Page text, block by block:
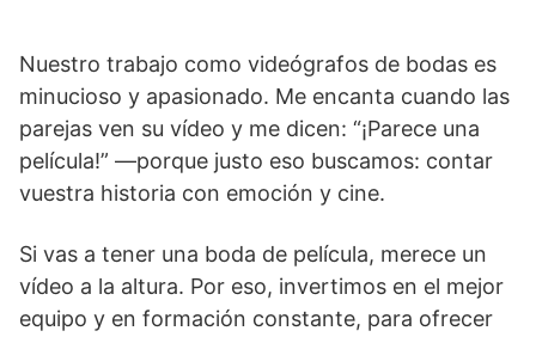
Nuestro trabajo como videógrafos de bodas es
minucioso y apasionado. Me encanta cuando las
parejas ven su vídeo y me dicen: “¡Parece una
película!” —porque justo eso buscamos: contar
vuestra historia con emoción y cine.
Si vas a tener una boda de película, merece un
vídeo a la altura. Por eso, invertimos en el mejor
equipo y en formación constante, para ofrecer